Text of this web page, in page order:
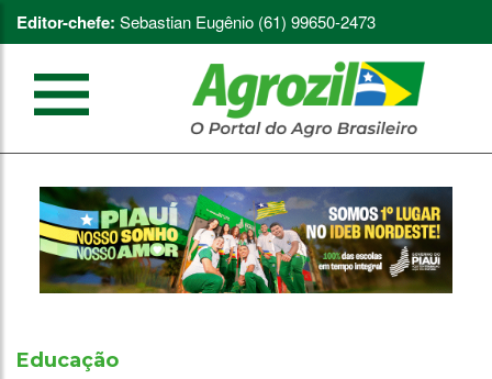
Editor-chefe: Sebastian Eugênio (61) 99650-2473
Educação